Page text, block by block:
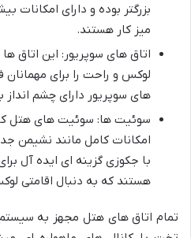
بزرگتر بوده و دارای امکانات
میز کار هستند.
اتاق های سوپریور: این اتاق
لوکس و راحت را برای مهمانان
های سوپریور دارای چشم
سوئیت ها: سوئیت های هتل
امکانات کامل مانند نشیمن
با جکوزی گزینه ای ایده آل
هستند که به دنبال اقامتی
تمام اتاق های هتل مجهز به